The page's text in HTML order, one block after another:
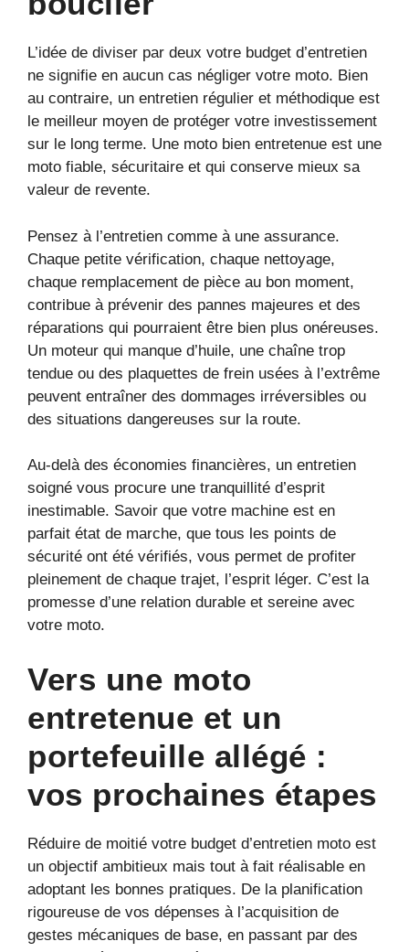
L’idée de diviser par deux votre budget d’entretien
ne signifie en aucun cas négliger votre moto. Bien
au contraire, un entretien régulier et méthodique est
le meilleur moyen de protéger votre investissement
sur le long terme. Une moto bien entretenue est une
moto fiable, sécuritaire et qui conserve mieux sa
valeur de revente.
Pensez à l’entretien comme à une assurance.
Chaque petite vérification, chaque nettoyage,
chaque remplacement de pièce au bon moment,
contribue à prévenir des pannes majeures et des
réparations qui pourraient être bien plus onéreuses.
Un moteur qui manque d’huile, une chaîne trop
tendue ou des plaquettes de frein usées à l’extrême
peuvent entraîner des dommages irréversibles ou
des situations dangereuses sur la route.
Au-delà des économies financières, un entretien
soigné vous procure une tranquillité d’esprit
inestimable. Savoir que votre machine est en
parfait état de marche, que tous les points de
sécurité ont été vérifiés, vous permet de profiter
pleinement de chaque trajet, l’esprit léger. C’est la
promesse d’une relation durable et sereine avec
votre moto.
Vers une moto
entretenue et un
portefeuille allégé :
vos prochaines étapes
Réduire de moitié votre budget d’entretien moto est
un objectif ambitieux mais tout à fait réalisable en
adoptant les bonnes pratiques. De la planification
rigoureuse de vos dépenses à l’acquisition de
gestes mécaniques de base, en passant par des